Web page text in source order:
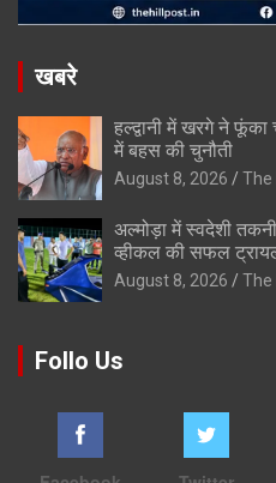
खबरे
हल्द्वानी में खरगे ने फूंका
में बहस की चुनौती
August 8, 2026 The
अल्मोड़ा में स्वदेशी
व्हीकल की सफल
August 8, 2026 The
Follo Us